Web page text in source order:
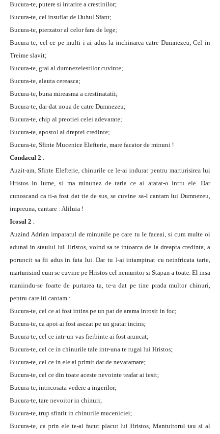
Bucura-te, putere si intarire a crestinilor;
Bucura-te, cel insuflat de Duhul Sfant;
Bucura-te, pierzator al celor fara de lege;
Bucura-te, cel ce pe multi i-ai adus la inchinarea catre Dumnezeu, Cel in
Treime slavit;
Bucura-te, grai al dumnezeiestilor cuvinte;
Bucura-te, alauta cereasca;
Bucura-te, buna mireasma a crestinatatii;
Bucura-te, dar dat noua de catre Dumnezeu;
Bucura-te, chip al preotiei celei adevarate;
Bucura-te, apostol al dreptei credinte;
Bucura-te, Sfinte Mucenice Elefterie, mare facator de minuni !
Condacul 2 :
Auzit-am, Sfinte Elefterie, chinurile ce le-ai indurat pentru marturisirea lui
Hristos in lume, si ma minunez de taria ce ai aratat-o intru ele. Dar
cunoscand ca ti-a fost dat tie de sus, se cuvine sa-I cantam lui Dumnezeu,
impreuna, cantare : Aliluia !
Icosul 2 :
Auzind Adrian imparatul de minunile pe care tu le faceai, si cum multe oi
adunai in staulul lui Hristos, voind sa te intoarca de la dreapta credinta, a
poruncit sa fii adus in fata lui. Dar tu l-ai intampinat cu neinfricata tarie,
marturisind cum se cuvine pe Hristos cel nemuritor si Stapan a toate. El insa
maniindu-se foarte de purtarea ta, te-a dat pe tine prada multor chinuri,
pentru care iti cantam :
Bucura-te, cel ce ai fost intins pe un pat de arama inrosit in foc;
Bucura-te, ca apoi ai fost asezat pe un gratar incins;
Bucura-te, cel ce intr-un vas fierbinte ai fost aruncat;
Bucura-te, cel ce in chinurile tale intr-una te rugai lui Hristos;
Bucura-te, cel ce in ele ai primit dar de nevatamare;
Bucura-te, cel ce din toate aceste nevointe teafar ai iesit;
Bucura-te, intricosata vedere a ingerilor;
Bucura-te, tare nevoitor in chinuri;
Bucura-te, trup sfintit in chinurile muceniciei;
Bucura-te, ca prin ele te-ai facut placut lui Hristos, Mantuitorul tau si al